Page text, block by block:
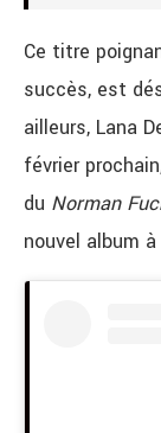
Ce titre
succès, est
ailleurs, Lana
février
du Norman
nouvel album